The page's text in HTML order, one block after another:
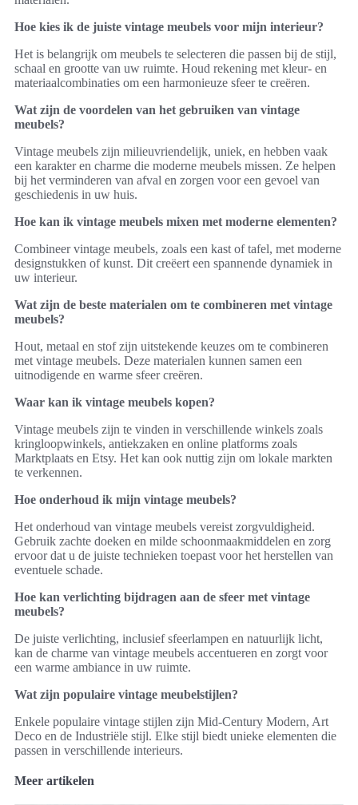
Hoe kies ik de juiste vintage meubels voor mijn interieur?
Het is belangrijk om meubels te selecteren die passen bij de stijl,
schaal en grootte van uw ruimte. Houd rekening met kleur- en
materiaalcombinaties om een harmonieuze sfeer te creëren.
Wat zijn de voordelen van het gebruiken van vintage
meubels?
Vintage meubels zijn milieuvriendelijk, uniek, en hebben vaak
een karakter en charme die moderne meubels missen. Ze helpen
bij het verminderen van afval en zorgen voor een gevoel van
geschiedenis in uw huis.
Hoe kan ik vintage meubels mixen met moderne elementen?
Combineer vintage meubels, zoals een kast of tafel, met moderne
designstukken of kunst. Dit creëert een spannende dynamiek in
uw interieur.
Wat zijn de beste materialen om te combineren met vintage
meubels?
Hout, metaal en stof zijn uitstekende keuzes om te combineren
met vintage meubels. Deze materialen kunnen samen een
uitnodigende en warme sfeer creëren.
Waar kan ik vintage meubels kopen?
Vintage meubels zijn te vinden in verschillende winkels zoals
kringloopwinkels, antiekzaken en online platforms zoals
Marktplaats en Etsy. Het kan ook nuttig zijn om lokale markten
te verkennen.
Hoe onderhoud ik mijn vintage meubels?
Het onderhoud van vintage meubels vereist zorgvuldigheid.
Gebruik zachte doeken en milde schoonmaakmiddelen en zorg
ervoor dat u de juiste technieken toepast voor het herstellen van
eventuele schade.
Hoe kan verlichting bijdragen aan de sfeer met vintage
meubels?
De juiste verlichting, inclusief sfeerlampen en natuurlijk licht,
kan de charme van vintage meubels accentueren en zorgt voor
een warme ambiance in uw ruimte.
Wat zijn populaire vintage meubelstijlen?
Enkele populaire vintage stijlen zijn Mid-Century Modern, Art
Deco en de Industriële stijl. Elke stijl biedt unieke elementen die
passen in verschillende interieurs.
Meer artikelen